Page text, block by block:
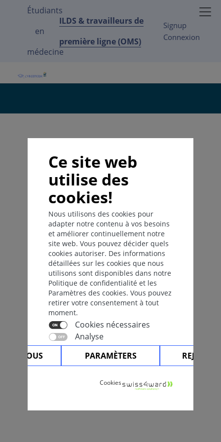
Étudiants
en
médecine
ILDS & travailleurs de
première ligne (OMS)
Signup
Connexion
Ce site web
utilise des
cookies!
Nous utilisons des cookies pour
adapter notre contenu à vos besoins
et améliorer continuellement notre
site web. Vous pouvez décider quels
cookies autoriser. Des informations
détaillées sur les cookies que nous
utilisons sont disponibles dans notre
Politique de confidentialité et les
Paramètres des cookies. Vous pouvez
retirer votre consentement à tout
moment.
Cookies nécessaires
Analyse
TOUS
PARAMÈTERS REJETER
Cookies